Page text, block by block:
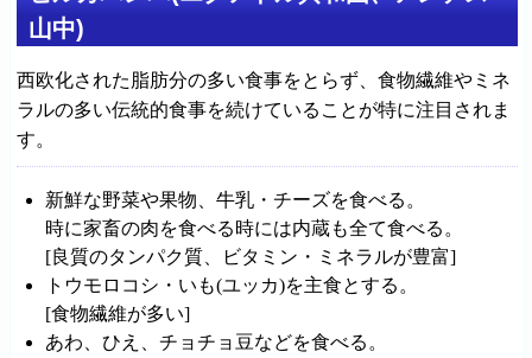
山中)
西欧化された脂肪分の多い食事をとらず、食物繊維やミネ
ラルの多い伝統的食事を続けていることが特に注目されま
す。
新鮮な野菜や果物、牛乳・チーズを食べる。
時に家畜の肉を食べる時には内蔵も全て食べる。
[良質のタンパク質、ビタミン・ミネラルが豊富]
トウモロコシ・いも(ユッカ)を主食とする。
[食物繊維が多い]
あわ、ひえ、チョチョ豆などを食べる。